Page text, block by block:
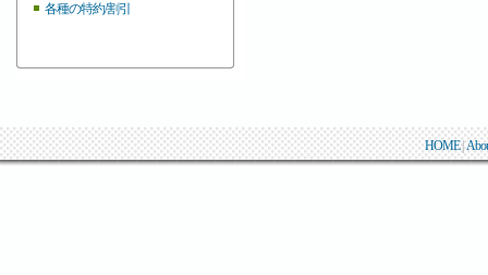
各種の特約/割引
HOME|